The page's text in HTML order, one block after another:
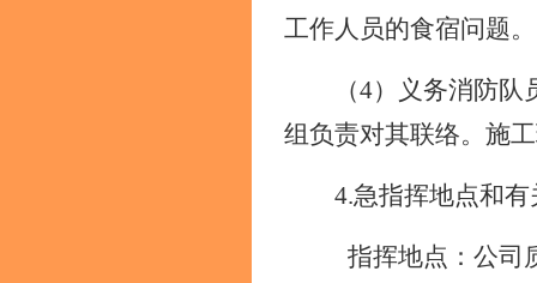
工作人员的食宿问题。
（4）义务消防队
组负责对其联络。施
4.急指挥地点和
指挥地点：公司